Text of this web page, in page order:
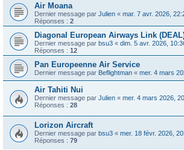
Air Moana
Dernier message par Julien « mar. 7 avr. 2026,
Réponses : 2
Diagonal European Airways Link
Dernier message par bsu3 « dim. 5 avr. 2026,
Réponses : 12
Pan Europeenne Air Service
Dernier message par Beflightman « mer. 4 mars
Air Tahiti Nui
Dernier message par Julien « mer. 4 mars 2026,
Réponses : 28
Lorizon Aircraft
Dernier message par bsu3 « mer. 18 févr. 2026,
Réponses : 79